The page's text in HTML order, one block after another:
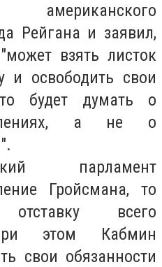
Рейгана и заявил,
взять листок
и освободить свои
будет думать о
а не о
парламент
Гройсмана, то
всего
этом Кабмин
свои обязанности